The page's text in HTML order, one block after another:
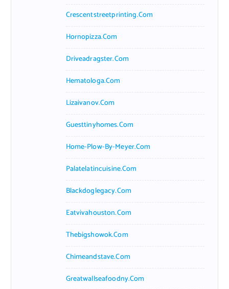
Crescentstreetprinting.com
Hornopizza.com
Driveadragster.com
Hematologa.com
Lizaivanov.com
Guesttinyhomes.com
Home-Plow-By-Meyer.com
Palatelatincuisine.com
Blackdoglegacy.com
Eatvivahouston.com
Thebigshowok.com
Chimeandstave.com
Greatwallseafoodny.com